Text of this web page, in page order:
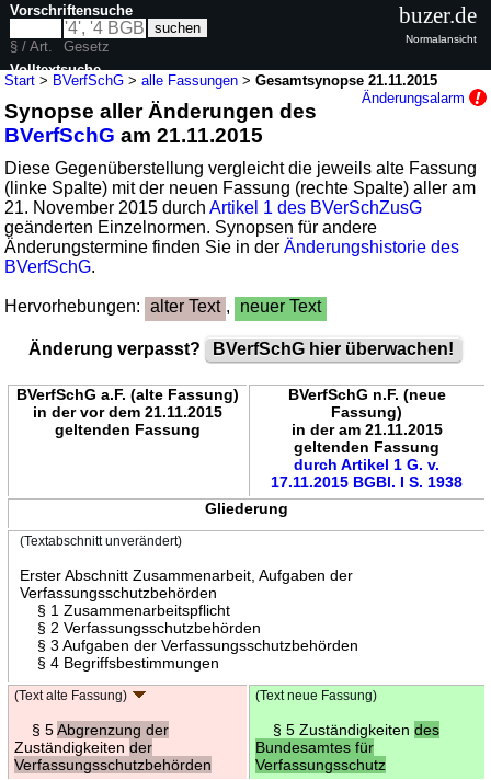
Start > BVerfSchG >alle Fassungen >Gesamtsynopse 21.11.2015
Änderungsalarm
Synopse aller Änderungen des
BVerfSchG am 21.11.2015
Diese Gegenüberstellung vergleicht die jeweils alte Fassung
(linke Spalte) mit der neuen Fassung (rechte Spalte) aller am
21. November 2015 durchArtikel 1 des BVerSchZusG
geänderten Einzelnormen. Synopsen für andere
Änderungstermine finden Sie in derÄnderungshistorie des
BVerfSchG.
Hervorhebungen: alter Text , neuer Text
Änderung verpasst? BVerfSchG hier überwachen!
BVerfSchG a.F. (alte Fassung)
in der vor dem 21.11.2015
geltenden Fassung
BVerfSchG n.F. (neue
Fassung)
in der am 21.11.2015
geltenden Fassung
durch Artikel 1 G. v.
17.11.2015 BGBl. I S. 1938
Gliederung
(Textabschnitt unverändert)
Erster Abschnitt Zusammenarbeit, Aufgaben der
Verfassungsschutzbehörden
§ 1 Zusammenarbeitspflicht
§ 2 Verfassungsschutzbehörden
§ 3 Aufgaben der Verfassungsschutzbehörden
§ 4 Begriffsbestimmungen
(Text alte Fassung)
§ 5Abgrenzung der
Zuständigkeiten der
Verfassungsschutzbehörden
(Text neue Fassung)
§ 5 Zuständigkeiten des
Bundesamtes für
Verfassungsschutz
Vorschriftensuche
§ / Art.
Gesetz
Volltextsuche
nur in BVerfSchG
buzer.de
Normalansicht